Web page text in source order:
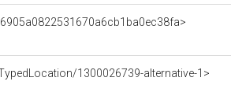
1300026739-alternative-1>